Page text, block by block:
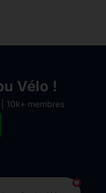
Vélo !
| 10k+ membres